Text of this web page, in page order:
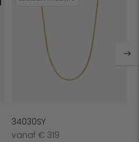
34030SY
Normale
vanaf € 319